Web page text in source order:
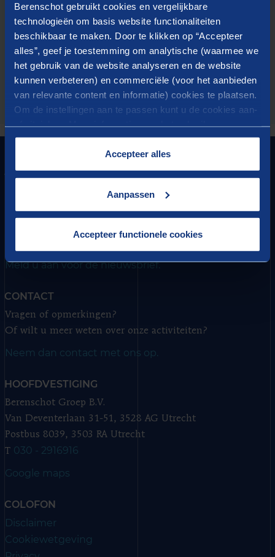
Berenschot gebruikt cookies en vergelijkbare
technologieën om basis website functionaliteiten
beschikbaar te maken. Door te klikken op “Accepteer
alles”, geef je toestemming om analytische (waarmee we
het gebruik van de website analyseren en de website
kunnen verbeteren) en commerciële (voor het aanbieden
van relevante content en informatie) cookies te plaatsen.
Om de instellingen aan te passen kunt u de cookies aan-
cookies op onze website treft u in onze
Accepteer alles
Aanpassen
Accepteer functionele cookies
Door het verzenden van dit formulier geeft u Berenschot
toestemming om uw gegevens te verwerken en dat
Berenschot contact met u op mag nemen. Meer informatie
over de verwerking van uw gegevens vindt u in onze
privacyverklaring
DOWNLOAD
GRONDLEGGER VAN
VOORUITGANG
HET BESTE VAN BERENSCHOT
Meld u aan voor de nieuwsbrief.
CONTACT
Vragen of opmerkingen?
Of wilt u meer weten over onze activiteiten?
Neem dan contact met ons op.
HOOFDVESTIGING
Berenschot Groep B.V.
Van Deventerlaan 31-51, 3528 AG Utrecht
Postbus 8039, 3503 RA Utrecht
T 030 - 2916916
Google maps
COLOFON
Disclaimer
Cookiewetgeving